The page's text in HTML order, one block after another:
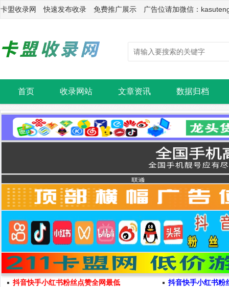
卡盟收录网 快速发布收录 免费推广展示 广告位请加微信：
首页 收录网站 文章资讯 数据归档
抖音快手小红书粉丝点赞全网最低
抖音快手小红书粉